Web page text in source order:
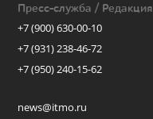
Пресс-служба / Редакция
+7 (900) 630-00-10
+7 (931) 238-46-72
+7 (950) 240-15-62
news@itmo.ru